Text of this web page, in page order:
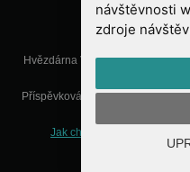
návštěvnosti
zdroje
Hvězdárna Valašské Meziříčí,
01
Příspěvková organizace
Jak chráníme Vaše osobní